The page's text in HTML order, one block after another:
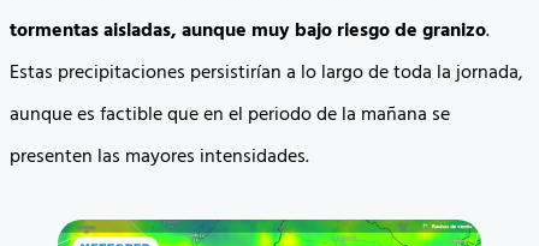
tormentas aisladas, aunque muy bajo riesgo de granizo.
Estas precipitaciones persistirían a lo largo de toda la jornada,
aunque es factible que en el periodo de la mañana se
presenten las mayores intensidades.